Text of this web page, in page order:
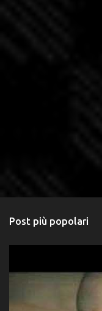
Post più popolari